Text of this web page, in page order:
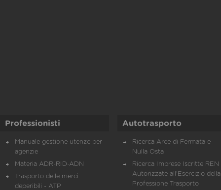
Professionisti
Manuale gestione utenze per
agenzie
Materia ADR-RID-ADN
Trasporto delle merci
deperibili - ATP
Autotrasporto
Ricerca Aree di Fermata e
Nulla Osta
Ricerca Imprese Iscritte REN
Autorizzate all'Esercizio della
Professione Trasporto